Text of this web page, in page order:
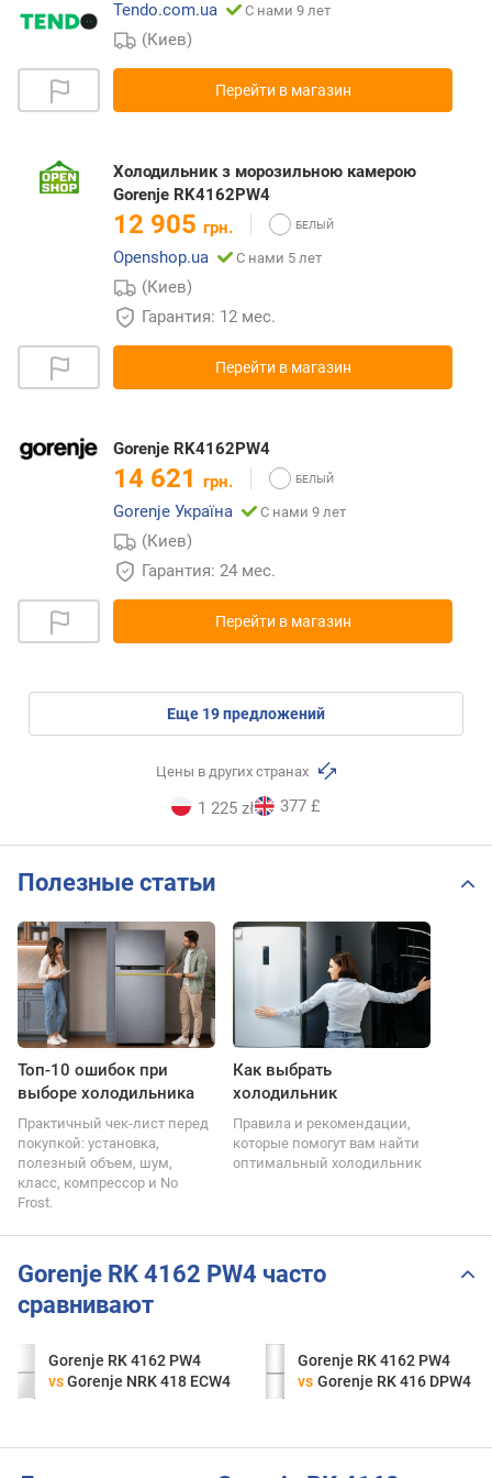
Tendo.com.ua С нами 9 лет
(Киев)
Перейти в магазин
Холодильник з морозильною камерою
Gorenje RK4162PW4
12 905 грн.
Openshop.ua
С нами 5 лет
(Киев)
Гарантия: 12 мес.
Перейти в магазин
Gorenje RK4162PW4
14 621 грн.
Gorenje Україна
С нами 9 лет
(Киев)
Гарантия: 24 мес.
Перейти в магазин
eще 19предложений
Цены в других странах
1 225 zł 377 £
Полезные статьи
Топ-10 ошибок при
выборе холодильника
Практичный чек-лист перед
покупкой: установка,
полезный объем, шум,
класс, компрессор и No
Frost.
Как выбрать
холодильник
Правила и рекомендации,
которые помогут вам найти
оптимальный холодильник
Gorenje RK 4162 PW4 часто
сравнивают
Gorenje RK 4162 PW4
vs Gorenje NRK 418 ECW4
Gorenje RK 4162 PW4
vs Gorenje RK 416 DPW4